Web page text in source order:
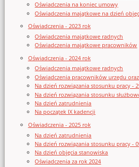
Oświadczenia na koniec umowy
Oświadczenia majątkowe na dzień
Oświadczenia - 2023 rok
Oświadczenia majątkowe radnych
Oświadczenia majątkowe pracowników
Oświadczenia - 2024 rok
Oświadczenia majątkowe radnych
Oświadczenia pracowników urzędu
Na dzień rozwiązania stosunku pracy -
Na dzień rozwiązania stosunku
Na dzień zatrudnienia
Na początek IX kadencji
Oświadczenia - 2025 rok
Na dzień zatrudnienia
Na dzień rozwiązania stosunku pracy -
Na dzień objęcia stanowiska
Oświadczenia za rok 2024